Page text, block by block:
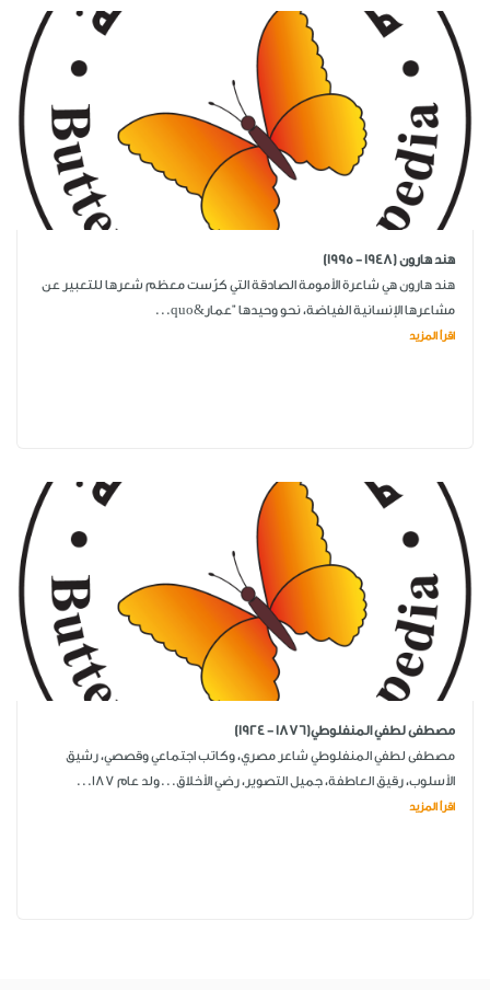
هند هارون (1948 - 1995)
هند هارون هي شاعرة الأمومة الصادقة التي كرّست معظم شعرها للتعبير عن
مشاعرها الإنسانية الفياضة، نحو وحيدها "عمار&quo...
اقرأ المزيد
مصطفى لطفي المنفلوطي(1876 - 1924)
مصطفى لطفي المنفلوطي شاعر مصري، وكاتب اجتماعي وقصصي، رشيق
الأسلوب، رقيق العاطفة، جميل التصوير، رضي الأخلاق...ولد عام 187...
اقرأ المزيد